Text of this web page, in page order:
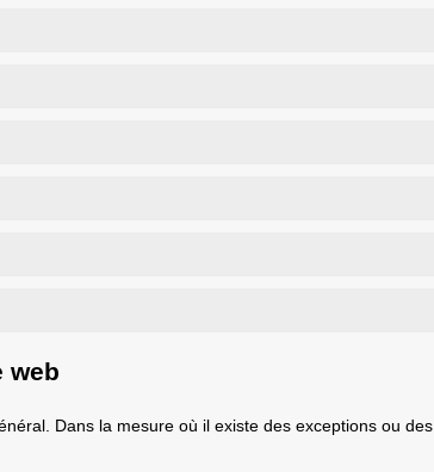
web
Dans la mesure où il existe des exceptions ou des